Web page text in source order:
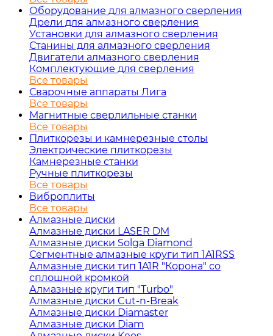
Оборудование для алмазного сверления
Дрели для алмазного сверления
Установки для алмазного сверления
Станины для алмазного сверления
Двигатели алмазного сверления
Комплектующие для сверления
Все товары
Сварочные аппараты Лига
Все товары
Магнитные сверлильные станки
Все товары
Плиткорезы и камнерезные столы
Электрические плиткорезы
Камнерезные станки
Ручные плиткорезы
Все товары
Виброплиты
Все товары
Алмазные диски
Алмазные диски LASER DM
Алмазные диски Solga Diamond
Сегментные алмазные круги тип 1A1RSS
Алмазные диски тип 1A1R "Корона" со
сплошной кромкой
Алмазные круги тип "Turbo"
Алмазные диски Cut-n-Break
Алмазные диски Diamaster
Алмазные диски Diam